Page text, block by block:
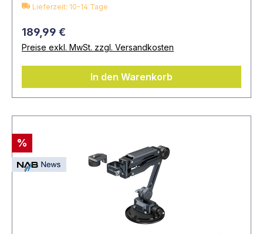
Lieferzeit: 10-14 Tage
189,99 €
Preise exkl. MwSt. zzgl. Versandkosten
In den Warenkorb
%